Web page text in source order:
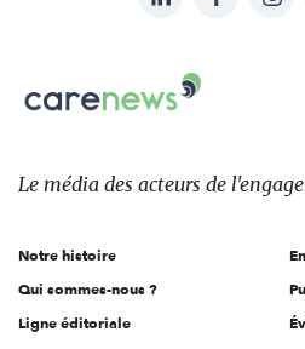
sur:
Carenews,
Le
des
l'engagement
Le média des acteurs de
Notre histoire
Qui sommes-nous ?
Ligne éditoriale